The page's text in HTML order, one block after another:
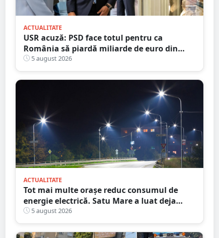
ACTUALITATE
USR acuză: PSD face totul pentru ca
România să piardă miliarde de euro din
PNRR
5 august 2026
ACTUALITATE
Tot mai multe orașe reduc consumul de
energie electrică. Satu Mare a luat deja
măsuri. Cu ce soluții au venit ceilalți
primari
5 august 2026